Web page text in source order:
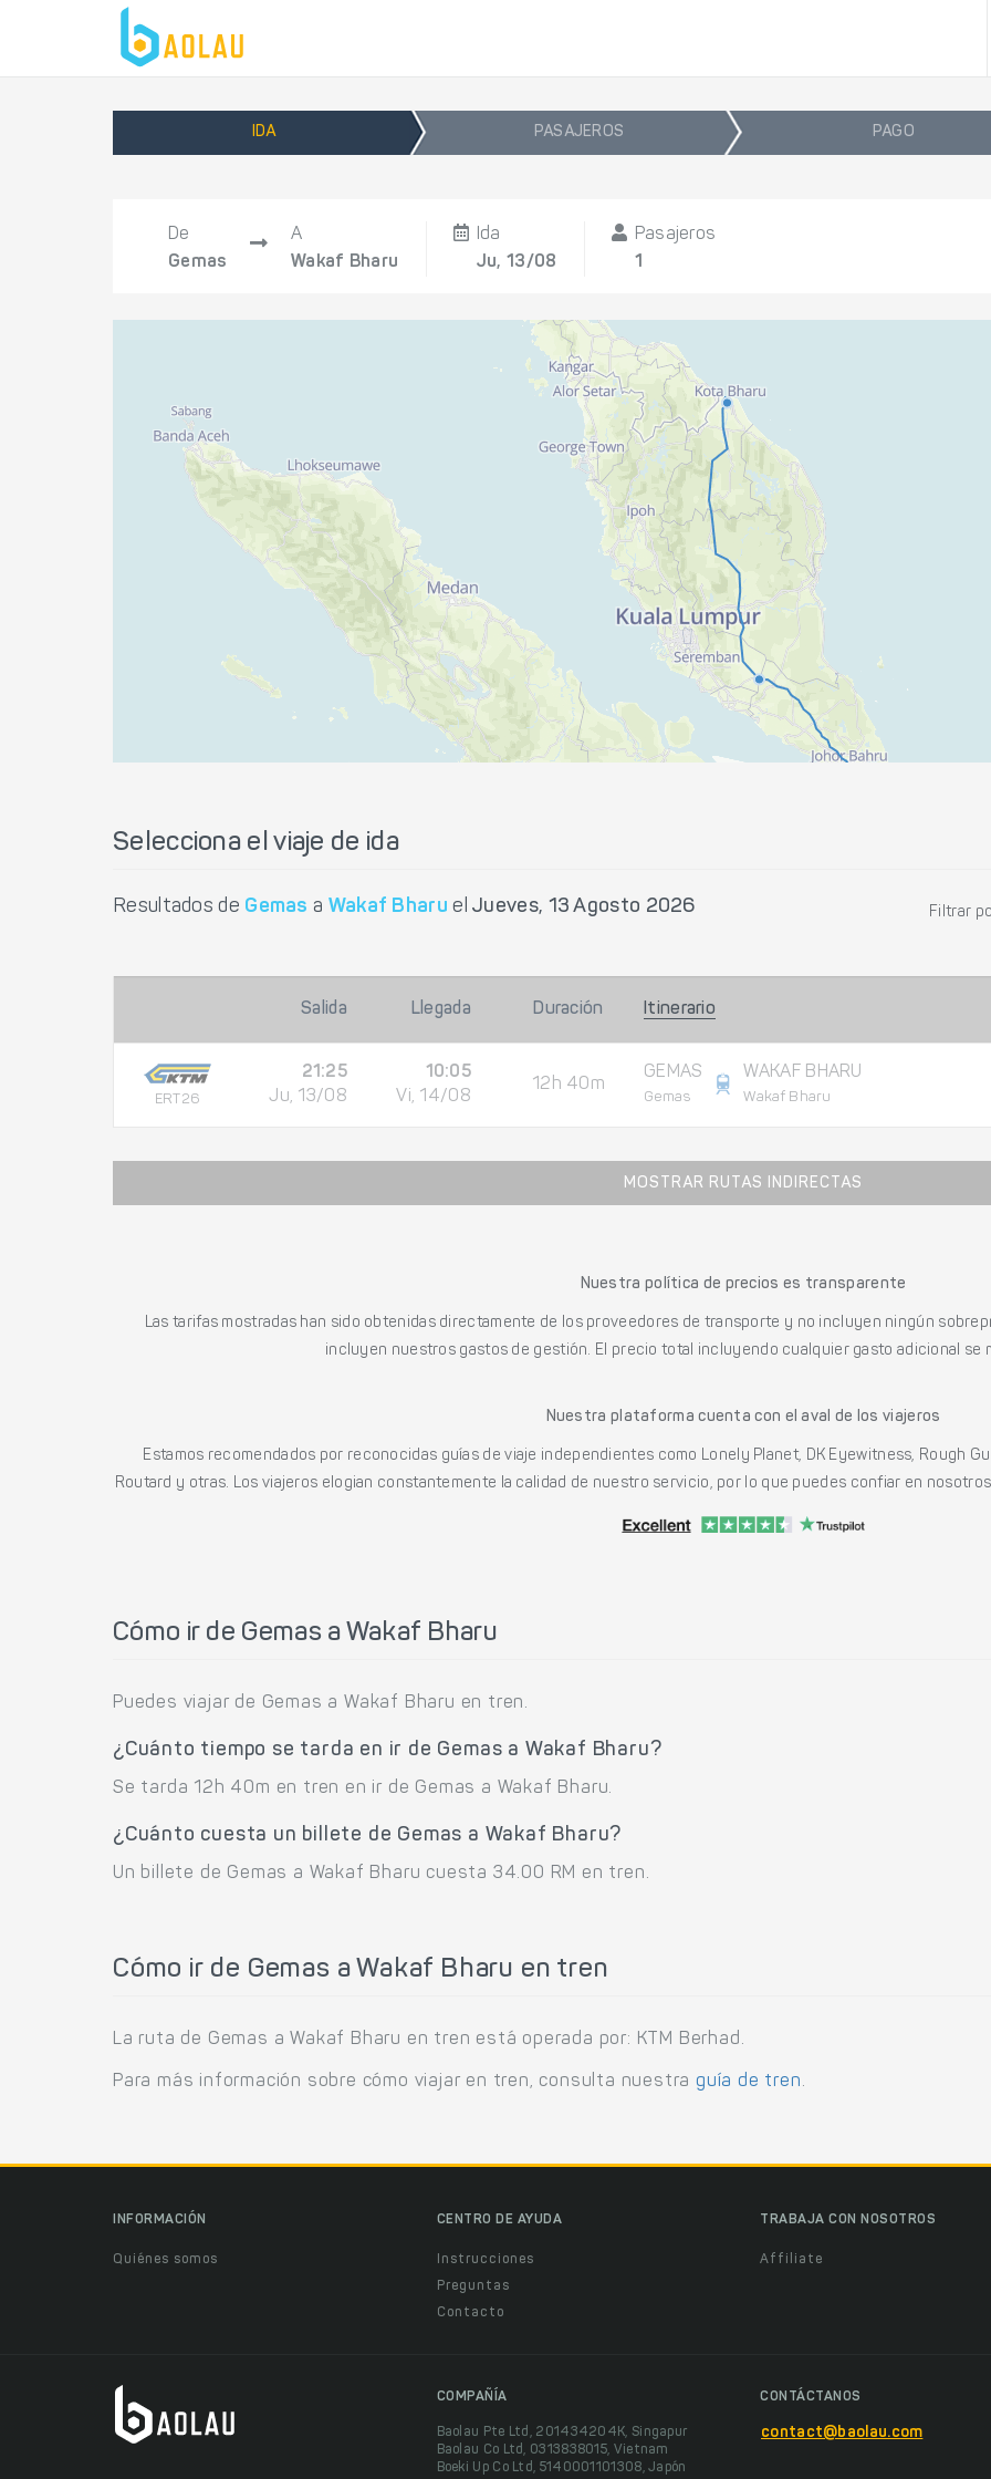
IDA PASAJEROS PAGO
De
Gemas
A
Wakaf Bharu
Ida
Ju, 13/08
Pasajeros
1
Selecciona el viaje de ida
Resultados de Gemas a Wakaf Bharu elJueves, 13 Agosto 2026 Filtrar
Salida Llegada Duración Itinerario
ERT26
21:25
Ju, 13/08
10:05
Vi, 14/08
12h 40m
GEMAS
Gemas
WAKAF BHARU
Wakaf Bharu
MOSTRAR RUTAS INDIRECTAS
Nuestra política de precios es transparente
Las tarifas mostradas han sido obtenidas directamente de los proveedores de transporte y no incluyen ningún
incluyen nuestros gastos de gestión. El precio total incluyendo cualquier gasto adicional se
Nuestra plataforma cuenta con el aval de los viajeros
Estamos recomendados por reconocidas guías de viaje independientes como Lonely Planet, DK Eyewitness, Rough
Routard y otras. Los viajeros elogian constantemente la calidad de nuestro servicio, por lo que puedes confiar en
Cómo ir de Gemas a Wakaf Bharu
Puedes viajar de Gemas a Wakaf Bharu en tren.
¿Cuánto tiempo se tarda en ir de Gemas a Wakaf Bharu?
Se tarda 12h 40m en tren en ir de Gemas a Wakaf Bharu.
¿Cuánto cuesta un billete de Gemas a Wakaf Bharu?
Un billete de Gemas a Wakaf Bharu cuesta 34.00 RM en tren.
Cómo ir de Gemas a Wakaf Bharu en tren
La ruta de Gemas a Wakaf Bharu en tren está operada por: KTM Berhad.
Para más información sobre cómo viajar en tren, consulta nuestra guía de tren.
INFORMACIÓN
Quiénes somos
CENTRO DE AYUDA
Instrucciones
Preguntas
Contacto
TRABAJA CON NOSOTROS
Affiliate
COMPAÑÍA
Baolau Pte Ltd, 201434204K, Singapur
Baolau Co Ltd, 0313838015, Vietnam
Boeki Up Co Ltd, 5140001101308, Japón
CONTÁCTANOS
contact@baolau.com